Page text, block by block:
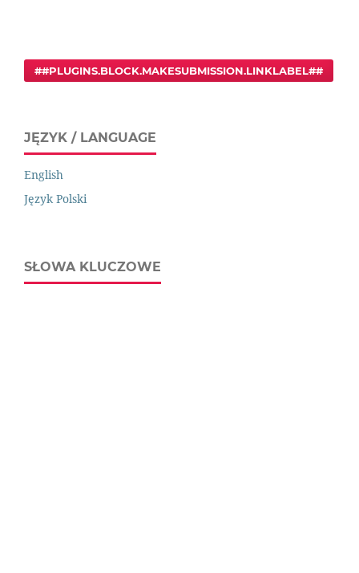
##PLUGINS.BLOCK.MAKESUBMISSION.LINKLABEL##
JĘZYK / LANGUAGE
English
Język Polski
SŁOWA KLUCZOWE